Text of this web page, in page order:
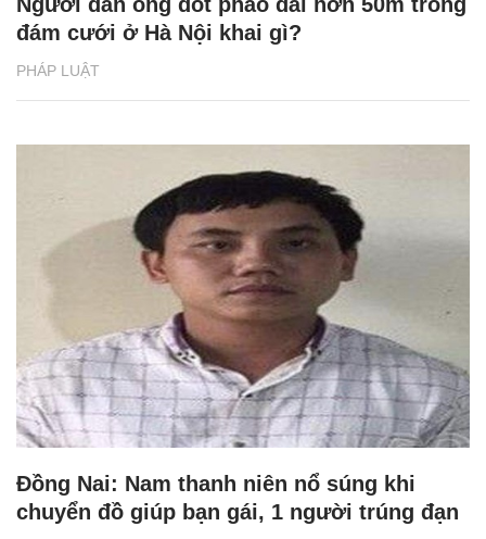
PHÁP LUẬT
đám cưới ở Hà Nội khai gì?
Đồng Nai: Nam thanh niên nổ súng khi
chuyển đồ giúp bạn gái, 1 người trúng đạn